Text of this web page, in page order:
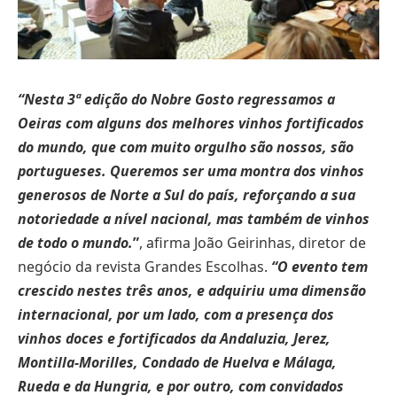
“Nesta 3ª edição do Nobre Gosto regressamos a
Oeiras com alguns dos melhores vinhos fortificados
do mundo, que com muito orgulho são nossos, são
portugueses. Queremos ser uma montra dos vinhos
generosos de Norte a Sul do país, reforçando a sua
notoriedade a nível nacional, mas também de vinhos
de todo o mundo.”, afirma João Geirinhas, diretor de
negócio da revista Grandes Escolhas. “O evento tem
crescido nestes três anos, e adquiriu uma dimensão
internacional, por um lado, com a presença dos
vinhos doces e fortificados da Andaluzia, Jerez,
Montilla-Morilles, Condado de Huelva e Málaga,
Rueda e da Hungria, e por outro, com convidados